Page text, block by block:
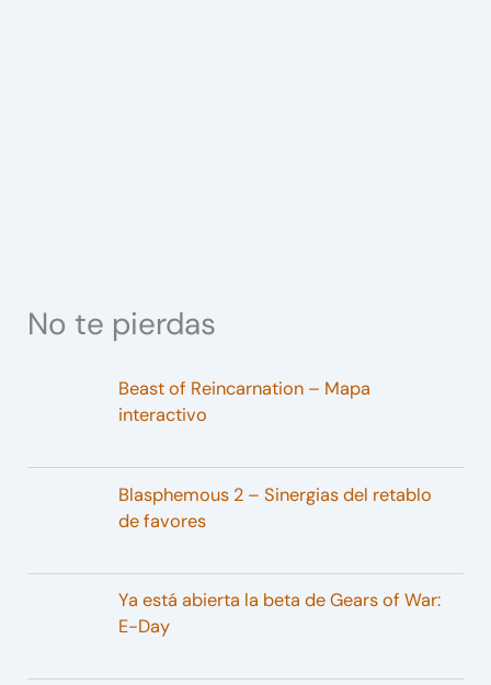
No te pierdas
Beast of Reincarnation – Mapa
interactivo
Blasphemous 2 – Sinergias del retablo
de favores
Ya está abierta la beta de Gears of War:
E-Day